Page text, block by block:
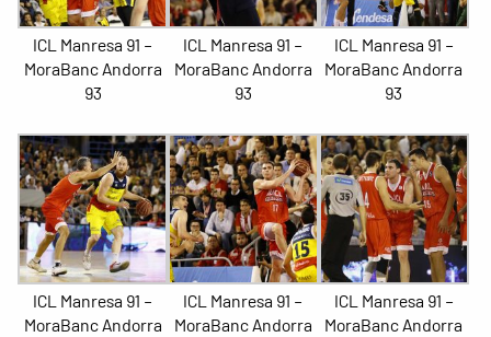
ICL Manresa 91 –
MoraBanc Andorra
93
ICL Manresa 91 –
MoraBanc Andorra
93
ICL Manresa 91 –
MoraBanc Andorra
93
ICL Manresa 91 –
MoraBanc Andorra
ICL Manresa 91 –
MoraBanc Andorra
ICL Manresa 91 –
MoraBanc Andorra